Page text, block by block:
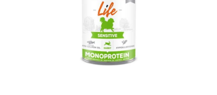
KRÁLÍCI/HLODAVCI/PTÁCI